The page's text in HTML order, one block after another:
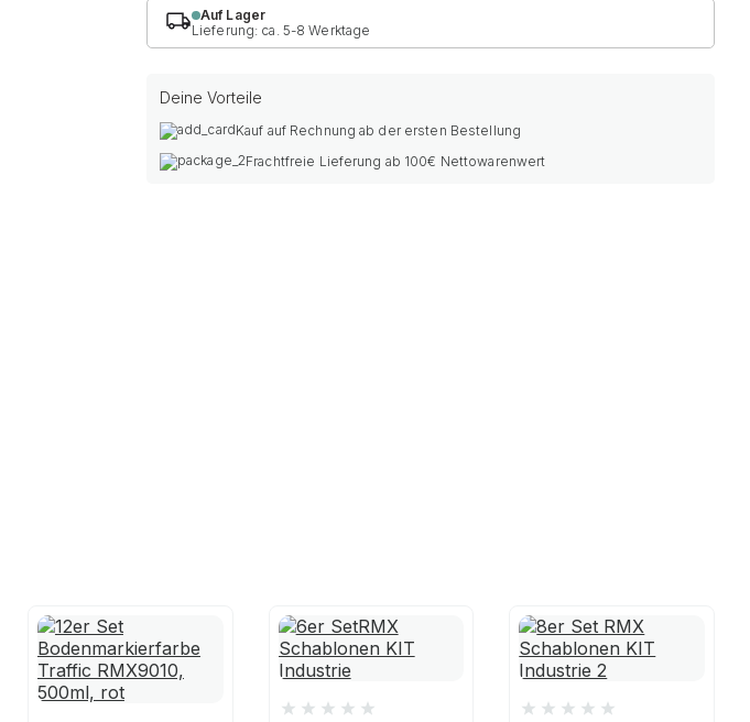
Auf Lager
Lieferung: ca. 5-8 Werktage
Deine Vorteile
Kauf auf Rechnung ab der ersten Bestellung
Frachtfreie Lieferung ab 100€ Nettowarenwert